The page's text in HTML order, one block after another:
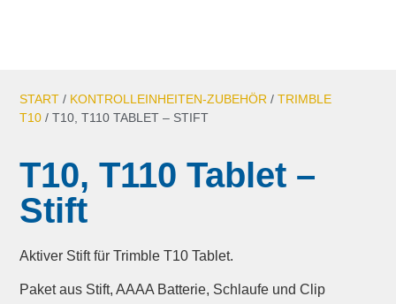
START / KONTROLLEINHEITEN-ZUBEHÖR /TRIMBLE
T10 / T10, T110 TABLET – STIFT
T10, T110 Tablet –
Stift
Aktiver Stift für Trimble T10 Tablet.
Paket aus Stift, AAAA Batterie, Schlaufe und Clip